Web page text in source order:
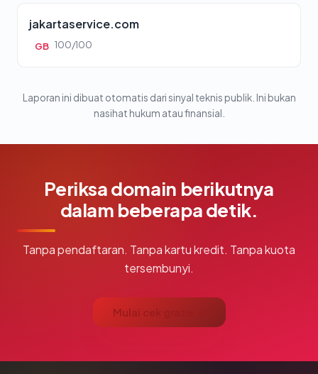
jakartaservice.com
GB 100/100
Laporan ini dibuat otomatis dari sinyal teknis publik. Ini bukan
nasihat hukum atau finansial.
Periksa domain berikutnya
dalam beberapa detik.
Tanpa pendaftaran. Tanpa kartu kredit. Tanpa kuota
tersembunyi.
Mulai cek gratis →